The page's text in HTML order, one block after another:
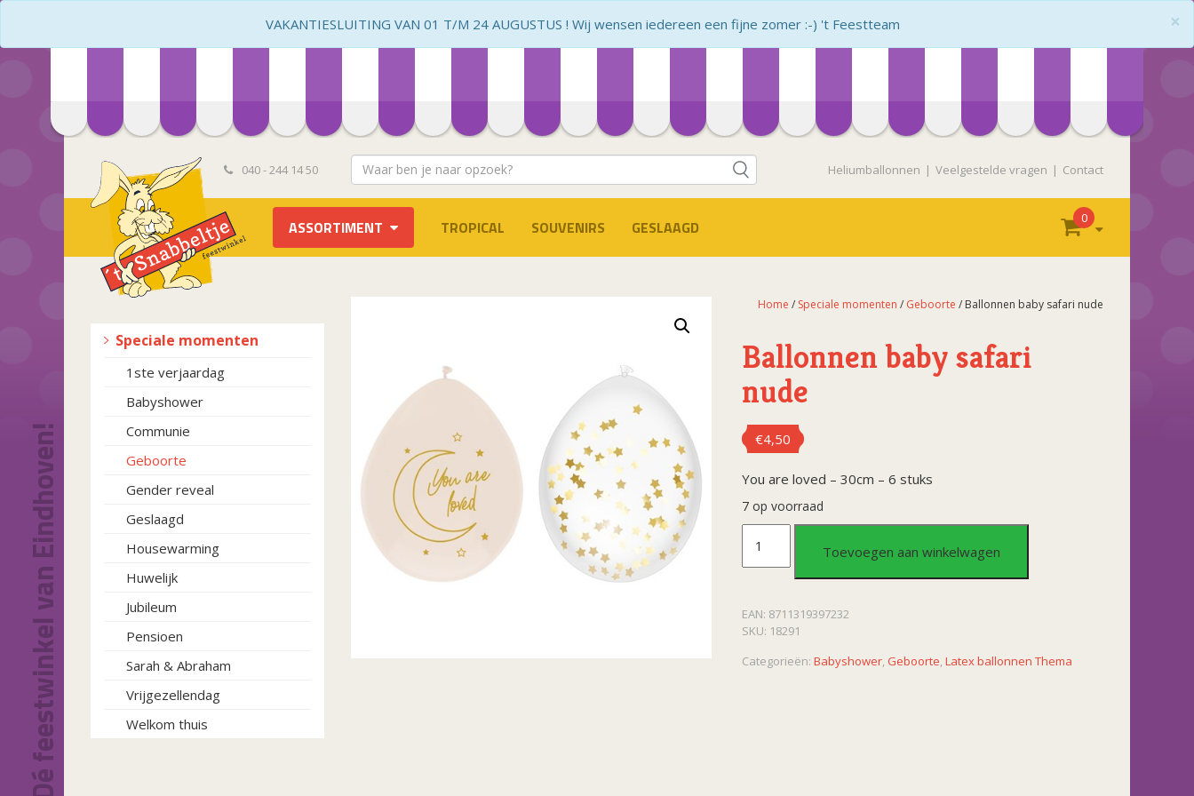
×
VAKANTIESLUITING VAN 01 T/M 24 AUGUSTUS ! Wij wensen iedereen een fijne zomer :-) 't Feestteam
040 - 244 14 50 Heliumballonnen Veelgestelde vragen Contact
ASSORTIMENT TROPICAL SOUVENIRS GESLAAGD 0
Speciale momenten
1ste verjaardag
Babyshower
Communie
Geboorte
Gender reveal
Geslaagd
Housewarming
Huwelijk
Jubileum
Pensioen
Sarah & Abraham
Vrijgezellendag
Welkom thuis
Home / Speciale momenten / Geboorte / Ballonnen baby safari nude
Ballonnen baby safari
nude
€4,50
You are loved – 30cm – 6 stuks
7 op voorraad
Ballonnen
safari
nude
Toevoegen aan winkelwagen
EAN: 8711319397232
SKU: 18291
Categorieën:Babyshower, Geboorte,Latex ballonnen Thema
Dé feestwinkel van Eindhoven!